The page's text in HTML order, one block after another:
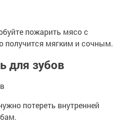
пожарить мясо с
получится мягким и сочным.
для зубов
потереть внутренней